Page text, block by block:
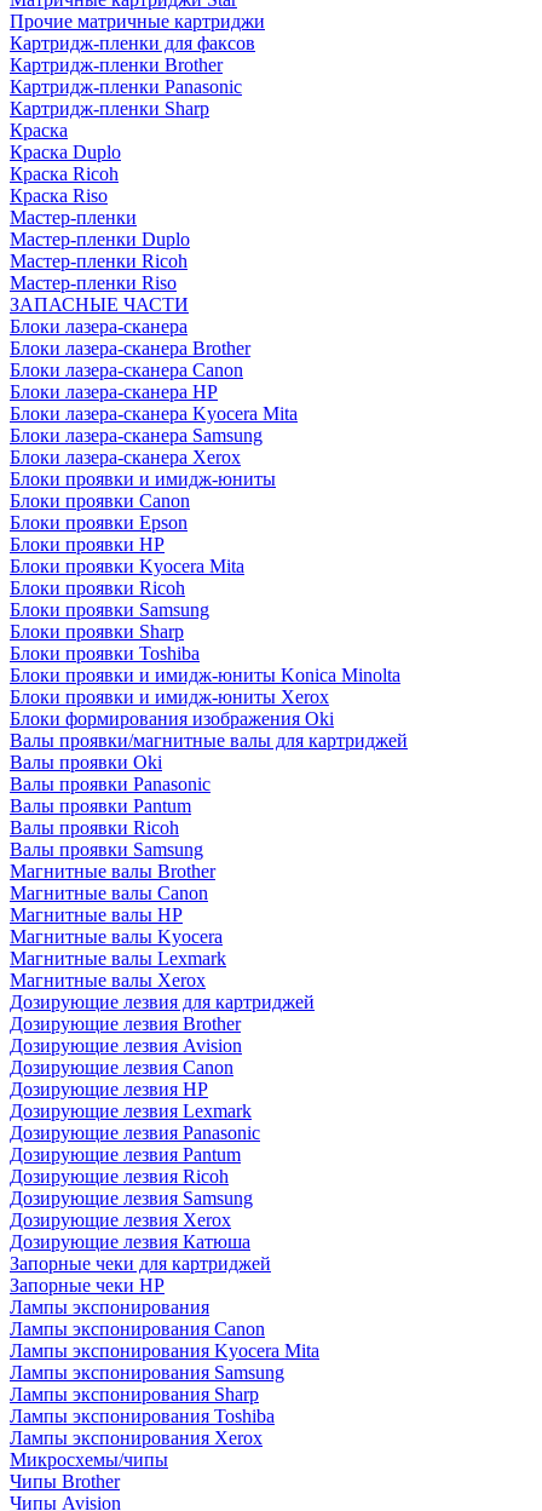
Прочие матричные картриджи
Картридж-пленки для факсов
Картридж-пленки Brother
Картридж-пленки Panasonic
Картридж-пленки Sharp
Краска
Краска Duplo
Краска Ricoh
Краска Riso
Мастер-пленки
Мастер-пленки Duplo
Мастер-пленки Ricoh
Мастер-пленки Riso
ЗАПАСНЫЕ ЧАСТИ
Блоки лазера-сканера
Блоки лазера-сканера Brother
Блоки лазера-сканера Canon
Блоки лазера-сканера HP
Блоки лазера-сканера Kyocera Mita
Блоки лазера-сканера Samsung
Блоки лазера-сканера Xerox
Блоки проявки и имидж-юниты
Блоки проявки Canon
Блоки проявки Epson
Блоки проявки HP
Блоки проявки Kyocera Mita
Блоки проявки Ricoh
Блоки проявки Samsung
Блоки проявки Sharp
Блоки проявки Toshiba
Блоки проявки и имидж-юниты Konica Minolta
Блоки проявки и имидж-юниты Xerox
Блоки формирования изображения Oki
Валы проявки/магнитные валы для картриджей
Валы проявки Oki
Валы проявки Panasonic
Валы проявки Pantum
Валы проявки Ricoh
Валы проявки Samsung
Магнитные валы Brother
Магнитные валы Canon
Магнитные валы HP
Магнитные валы Kyocera
Магнитные валы Lexmark
Магнитные валы Xerox
Дозирующие лезвия для картриджей
Дозирующие лезвия Brother
Дозирующие лезвия Avision
Дозирующие лезвия Canon
Дозирующие лезвия HP
Дозирующие лезвия Lexmark
Дозирующие лезвия Panasonic
Дозирующие лезвия Pantum
Дозирующие лезвия Ricoh
Дозирующие лезвия Samsung
Дозирующие лезвия Xerox
Дозирующие лезвия Катюша
Запорные чеки для картриджей
Запорные чеки HP
Лампы экспонирования
Лампы экспонирования Canon
Лампы экспонирования Kyocera Mita
Лампы экспонирования Samsung
Лампы экспонирования Sharp
Лампы экспонирования Toshiba
Лампы экспонирования Xerox
Микросхемы/чипы
Чипы Brother
Чипы Avision